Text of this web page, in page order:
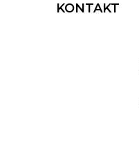
KONTAKT